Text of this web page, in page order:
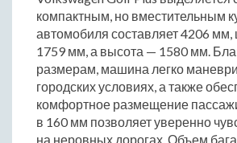
компактным, но вместительным
автомобиля составляет 4206
1759 мм, а высота — 1580 мм.
размерам, машина легко
городских условиях, а также
комфортное размещение
в 160 мм позволяет уверенно
на неровных дорогах. Объем